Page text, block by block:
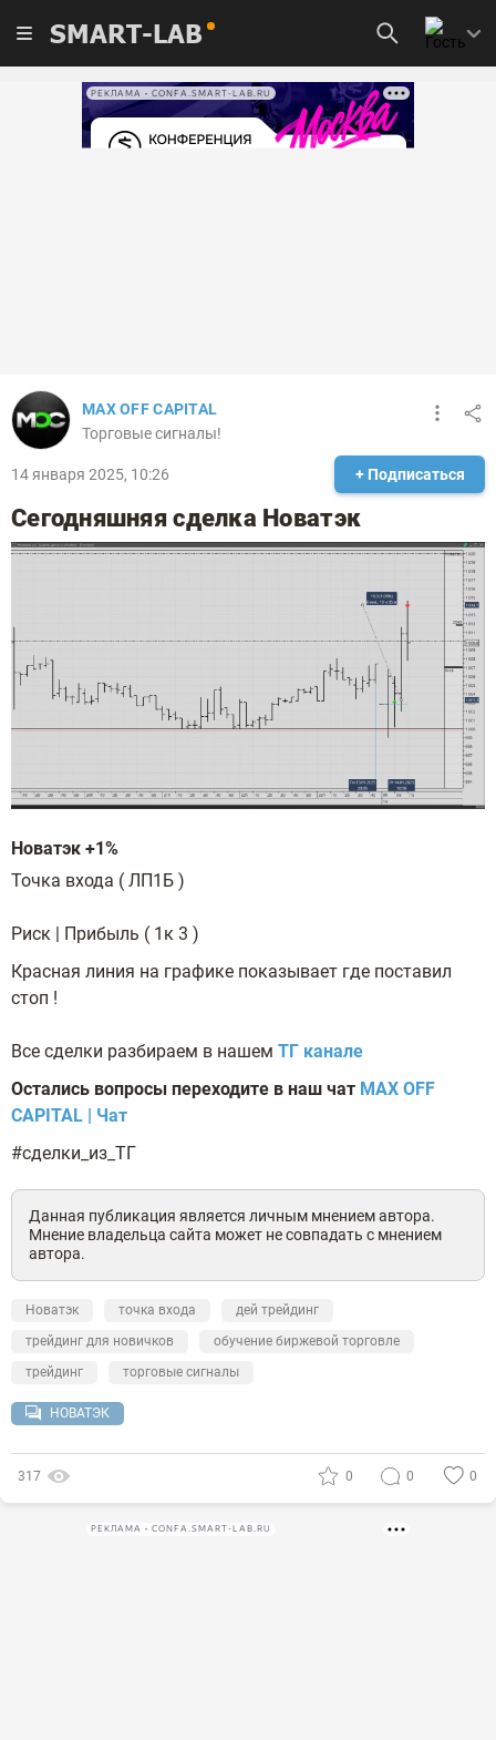
SMART-LAB
РЕКЛАМА • CONFA.SMART-LAB.RU
MAX OFF CAPITAL
Торговые сигналы!
14 января 2025, 10:26 + Подписаться
Сегодняшняя сделка Новатэк
Новатэк +1%
Точка входа ( ЛП1Б )
Риск | Прибыль ( 1к 3 )
Красная линия на графике показывает где поставил
стоп !
Все сделки разбираем в нашем ТГ канале
Остались вопросы переходите в наш чат MAX OFF
CAPITAL | Чат
#сделки_из_ТГ
Данная публикация является личным мнением автора.
Мнение владельца сайта может не совпадать с мнением
автора.
Новатэк точка входа
дей трейдинг
трейдинг для новичков
обучение биржевой торговле
трейдинг
торговые сигналы
НОВАТЭК
317 0 0 0
РЕКЛАМА • CONFA.SMART-LAB.RU